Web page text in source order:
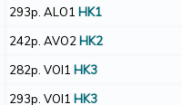
293p. ALO1 HK1
242p. AVO2 HK2
282p. VOI1 HK3
293p. VOI1 HK3